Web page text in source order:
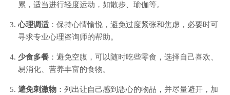
累，适当进行轻度运动，如散步、瑜伽等。
心理调适 ：保持心情愉悦，避免过度紧张和焦虑，必要时可
寻求专业心理咨询师的帮助。
少食多餐 ：避免空腹，可以随时吃些零食，选择自己喜欢、
易消化、营养丰富的食物。
避免刺激物 ：列出让自己感到恶心的物品，并尽量避开，加